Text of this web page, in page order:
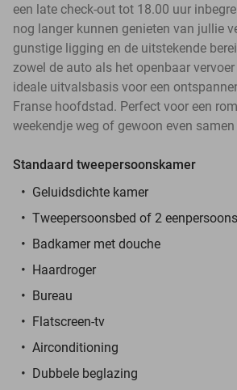
een late check-out tot 18.00 uur
nog langer kunnen genieten van jullie
gunstige ligging en de uitstekende
zowel de auto als het openbaar
ideale uitvalsbasis voor een
Franse hoofdstad. Perfect voor een
weekendje weg of gewoon even
Standaard tweepersoonskamer
Geluidsdichte kamer
Tweepersoonsbed of 2
Badkamer met douche
Haardroger
Bureau
Flatscreen-tv
Airconditioning
Dubbele beglazing